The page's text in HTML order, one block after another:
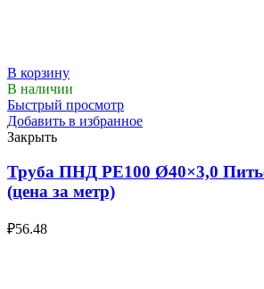
В корзину
В наличии
Быстрый просмотр
Добавить в избранное
Закрыть
Труба ПНД РЕ100 Ø40×3,0
(цена за метр)
₽56.48